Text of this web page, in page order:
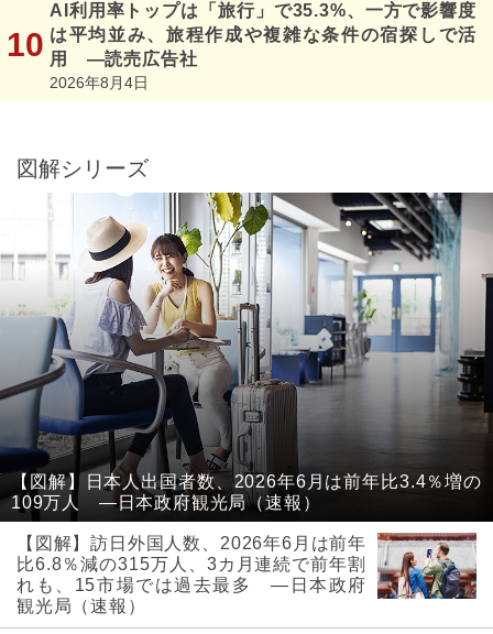
AI利用率トップは「旅行」で35.3%、一方で影響度
は平均並み、旅程作成や複雑な条件の宿探しで活
用 ―読売広告社
2026年8月4日
図解シリーズ
【図解】日本人出国者数、2026年6月は前年比3.4％増の
109万人 ―日本政府観光局（速報）
【図解】訪日外国人数、2026年6月は前年
比6.8％減の315万人、3カ月連続で前年割
れも、15市場では過去最多 ―日本政府
観光局（速報）